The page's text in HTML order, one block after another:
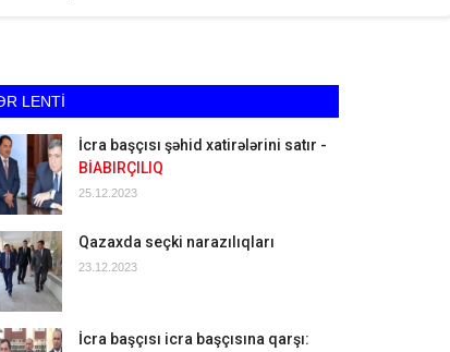
LENTİ
İcra başçısı şəhid xatirələrini satır -
BİABIRÇILIQ
25.12.2023
Qazaxda seçki narazılıqları
23.12.2023
İcra başçısı icra başçısına qarşı: